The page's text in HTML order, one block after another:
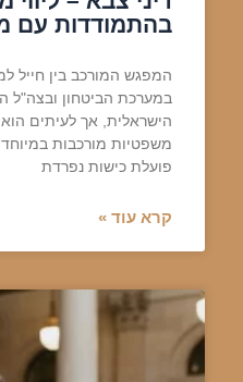
בהתמודדות עם
המפגש המורכב בין חייל
במערכת הביטחון ובצה"ל
הישראלית, אך לעיתים
משפטיות מורכבות
פועלת כישות נפרדת
קרא עוד »